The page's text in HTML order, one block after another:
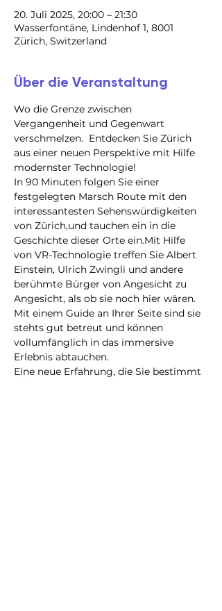
20. Juli 2025, 20:00 – 21:30
Wasserfontäne, Lindenhof 1, 8001
Zürich, Switzerland
Über die Veranstaltung
Wo die Grenze zwischen
Vergangenheit und Gegenwart
verschmelzen.  Entdecken Sie Zürich
aus einer neuen Perspektive mit Hilfe
modernster Technologie!
In 90 Minuten folgen Sie einer
festgelegten Marsch Route mit den
interessantesten Sehenswürdigkeiten
von Zürich,und tauchen ein in die
Geschichte dieser Orte ein.Mit Hilfe
von VR-Technologie treffen Sie Albert
Einstein, Ulrich Zwingli und andere
berühmte Bürger von Angesicht zu
Angesicht, als ob sie noch hier wären.
Mit einem Guide an Ihrer Seite sind sie
stehts gut betreut und können
vollumfänglich in das immersive
Erlebnis abtauchen.
Eine neue Erfahrung, die Sie bestimmt
nicht vergessen werden!